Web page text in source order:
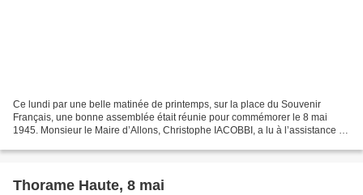
Ce lundi par une belle matinée de printemps, sur la place du Souvenir
Français, une bonne assemblée était réunie pour commémorer le 8 mai
1945. Monsieur le Maire d’Allons, Christophe IACOBBI, a lu à l’assistance le
Thorame Haute, 8 mai